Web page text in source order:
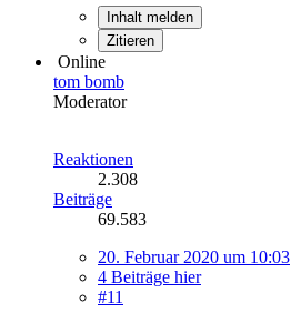
Inhalt melden
Zitieren
Online
tom bomb
Moderator
Reaktionen
2.308
Beiträge
69.583
20. Februar 2020 um 10:03
4 Beiträge hier
#11